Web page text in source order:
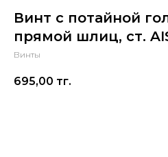
Винт с потайной
прямой шлиц, ст.
Винты
695,00 тг.